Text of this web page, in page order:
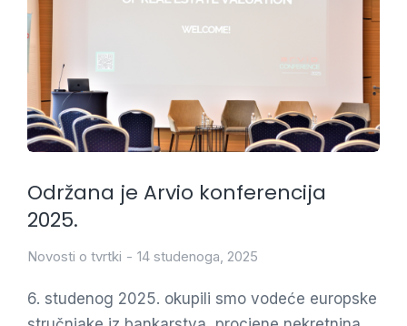
Održana je Arvio konferencija
2025.
Novosti o tvrtki 14 studenoga, 2025
6. studenog 2025. okupili smo vodeće europske